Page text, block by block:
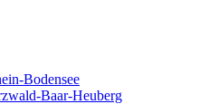
Bodensee
Baar-Heuberg